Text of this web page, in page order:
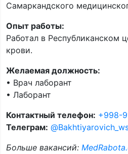
Самаркандского
Опыт работы:
Работал в Республиканском
крови.
Желаемая должность:
• Врач лаборант
• Лаборант
Контактный телефон: +998-
Телеграм:
Больше вакансий: